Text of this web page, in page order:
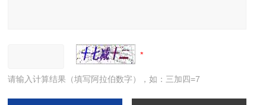
请输入计算结果（填写阿拉伯数字），如：三加四=7